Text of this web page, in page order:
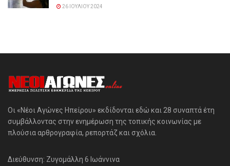
26 ΙΟΥΛΊΟΥ 2024
Οι «Νέοι Αγώνες Ηπείρου» εκδίδονται εδώ και 28 συναπτά έτη
συμβάλλοντας στην ενημέρωση της τοπικής κοινωνίας με
πλούσια αρθρογραφία, ρεπορτάζ και σχόλια.
Διεύθυνση: Ζυγομάλλη 6 Ιωάννινα